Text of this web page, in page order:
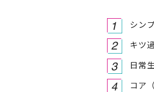
シン
キツ
日常
コア